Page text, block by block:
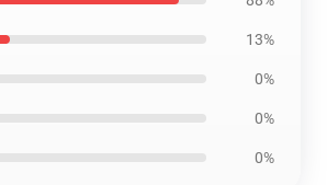
13%
0%
0%
0%